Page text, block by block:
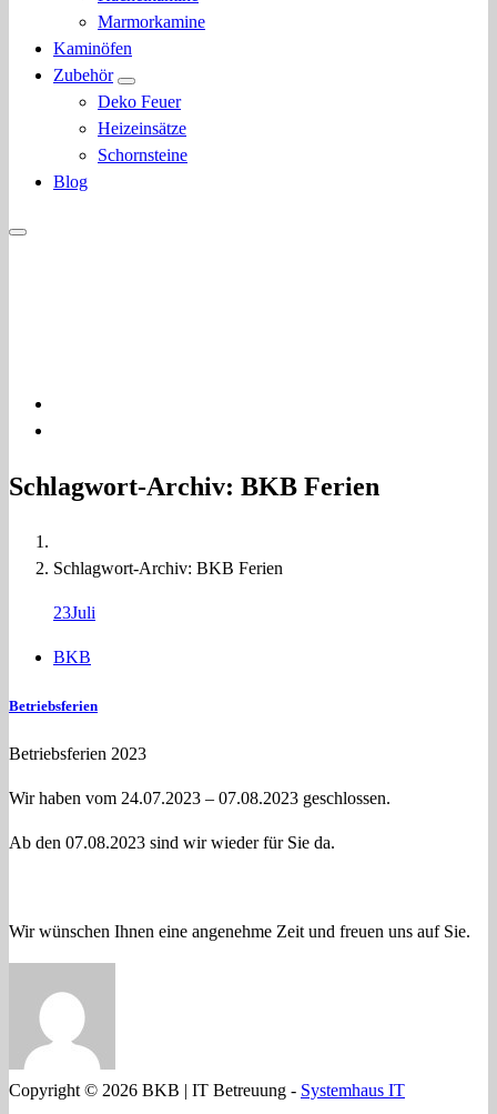
Marmorkamine
Kaminöfen
Zubehör
Deko Feuer
Heizeinsätze
Schornsteine
Blog
Schlagwort-Archiv: BKB Ferien
Schlagwort-Archiv: BKB Ferien
23Juli
BKB
Betriebsferien
Betriebsferien 2023
Wir haben vom 24.07.2023 – 07.08.2023 geschlossen.
Ab den 07.08.2023 sind wir wieder für Sie da.
Wir wünschen Ihnen eine angenehme Zeit und freuen uns auf Sie.
Copyright © 2026 BKB | IT Betreuung - Systemhaus IT